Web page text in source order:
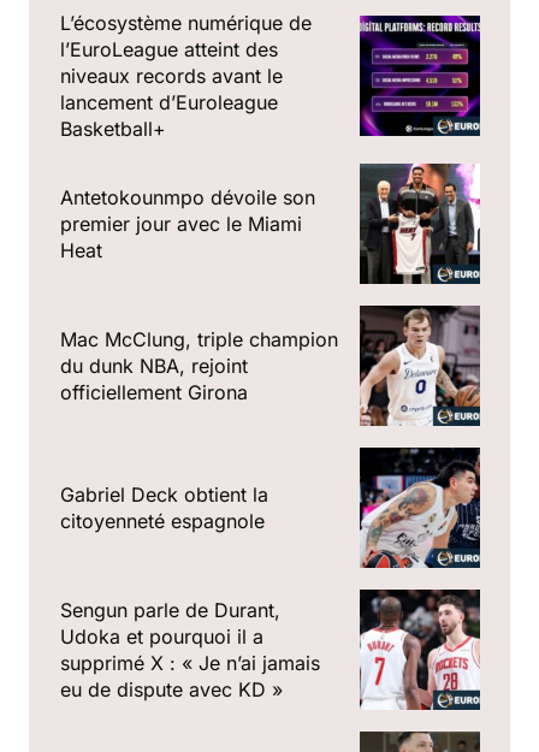
L’écosystème numérique de
l’EuroLeague atteint des
niveaux records avant le
lancement d’Euroleague
Basketball+
Antetokounmpo dévoile son
premier jour avec le Miami
Heat
Mac McClung, triple champion
du dunk NBA, rejoint
officiellement Girona
Gabriel Deck obtient la
citoyenneté espagnole
Sengun parle de Durant,
Udoka et pourquoi il a
supprimé X : « Je n’ai jamais
eu de dispute avec KD »